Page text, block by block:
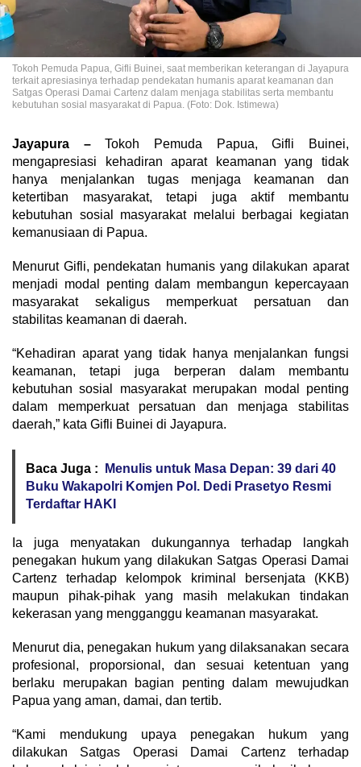
Tokoh Pemuda Papua, Gifli Buinei, saat memberikan keterangan di Jayapura
terkait apresiasinya terhadap pendekatan humanis aparat keamanan dan
Satgas Operasi Damai Cartenz dalam menjaga stabilitas serta membantu
kebutuhan sosial masyarakat di Papua. (Foto: Dok. Istimewa)
Jayapura –Tokoh Pemuda Papua, Gifli Buinei,
mengapresiasi kehadiran aparat keamanan yang tidak
hanya menjalankan tugas menjaga keamanan dan
ketertiban masyarakat, tetapi juga aktif membantu
kebutuhan sosial masyarakat melalui berbagai kegiatan
kemanusiaan di Papua.
Menurut Gifli, pendekatan humanis yang dilakukan aparat
menjadi modal penting dalam membangun kepercayaan
masyarakat sekaligus memperkuat persatuan dan
stabilitas keamanan di daerah.
“Kehadiran aparat yang tidak hanya menjalankan fungsi
keamanan, tetapi juga berperan dalam membantu
kebutuhan sosial masyarakat merupakan modal penting
dalam memperkuat persatuan dan menjaga stabilitas
daerah,” kata Gifli Buinei di Jayapura.
Baca Juga :
Menulis untuk Masa Depan: 39 dari 40
Buku Wakapolri Komjen Pol. Dedi Prasetyo Resmi
Terdaftar HAKI
Ia juga menyatakan dukungannya terhadap langkah
penegakan hukum yang dilakukan Satgas Operasi Damai
Cartenz terhadap kelompok kriminal bersenjata (KKB)
maupun pihak-pihak yang masih melakukan tindakan
kekerasan yang mengganggu keamanan masyarakat.
Menurut dia, penegakan hukum yang dilaksanakan secara
profesional, proporsional, dan sesuai ketentuan yang
berlaku merupakan bagian penting dalam mewujudkan
Papua yang aman, damai, dan tertib.
“Kami mendukung upaya penegakan hukum yang
dilakukan Satgas Operasi Damai Cartenz terhadap